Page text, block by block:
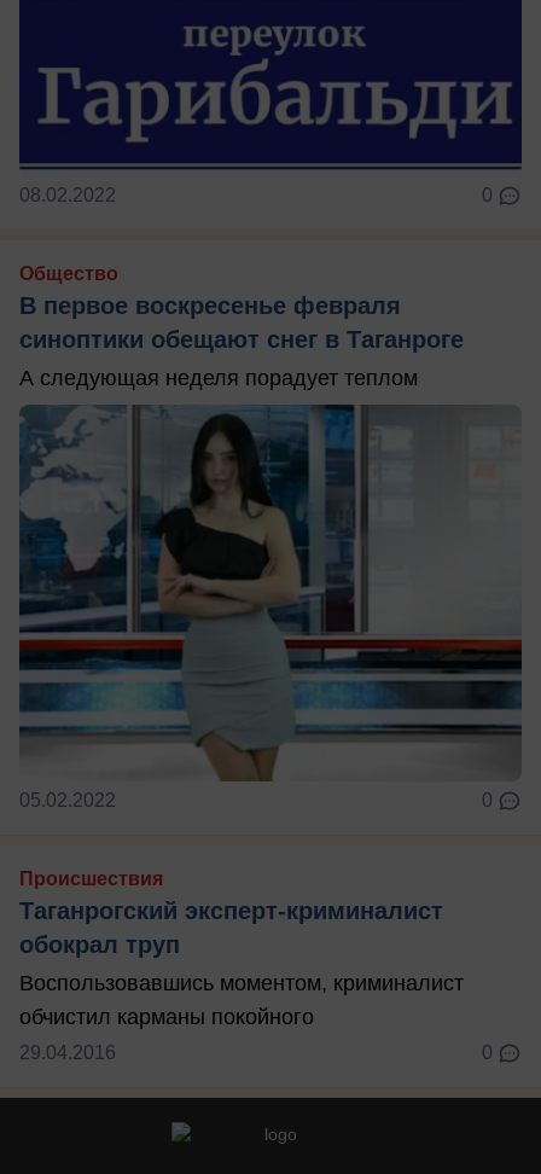
08.02.2022 0
Общество
В первое воскресенье февраля
синоптики обещают снег в Таганроге
А следующая неделя порадует теплом
05.02.2022 0
Происшествия
Таганрогский эксперт-криминалист
обокрал труп
Воспользовавшись моментом, криминалист
обчистил карманы покойного
29.04.2016 0